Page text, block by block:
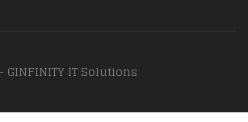
IT Solutions